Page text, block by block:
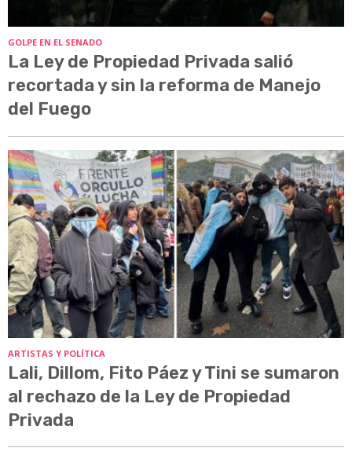
GOLPE EN EL SENADO
La Ley de Propiedad Privada salió
recortada y sin la reforma de Manejo
del Fuego
ARTISTAS Y POLÍTICA
Lali, Dillom, Fito Páez y Tini se sumaron
al rechazo de la Ley de Propiedad
Privada